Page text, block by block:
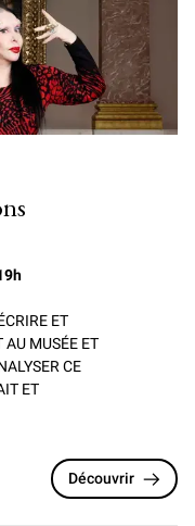
ET
AU MUSÉE ET
CE
ET
Découvrir